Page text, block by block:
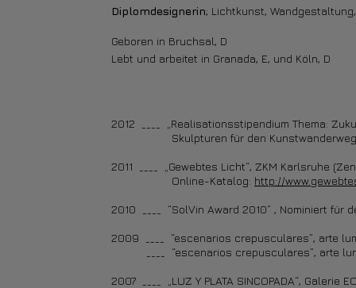
Diplomdesignerin; Lichtkunst,
Geboren in Bruchsal, D
Lebt und arbeitet in Granada, E, und Köln, D
2012 ____ „Realisationsstipendium Thema:
Skulpturen für den Kunstwanderweg,
2011 ____ „Gewebtes Licht“, ZKM Karlsruhe
Online-Katalog: http://
2010 ____ “SolVin Award 2010” , Nominiert
2009 ____ “escenarios crepusculares”, arte
____ “escenarios crepusculares”, arte
2007 ____ „LUZ Y PLATA SINCOPADA“,